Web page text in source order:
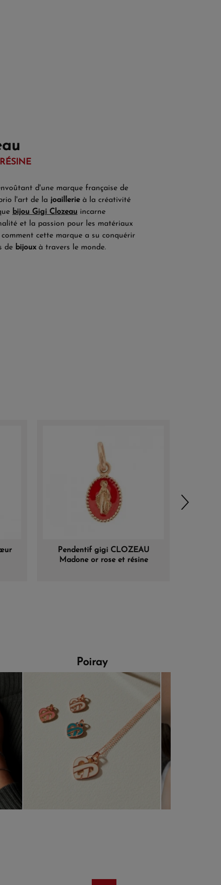
d'une marque française de
l'art de la joaillerieà la créativité
bijou Gigi Clozeau incarne
et la passion pour les matériaux
comment cette marque a su conquérir
de bijouxà travers le monde.
Pendentif gigi CLOZEAU
Madone or rose et résine
Poiray